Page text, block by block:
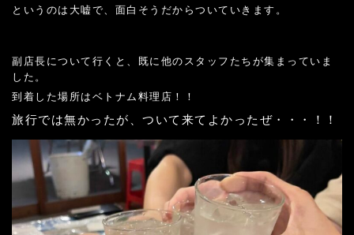
というのは大嘘で、面白そうだからついていきます。
副店長について行くと、既に他のスタッフたちが集まっていま
した。
到着した場所はベトナム料理店！！
旅行では無かったが、ついて来てよかったぜ・・・！！